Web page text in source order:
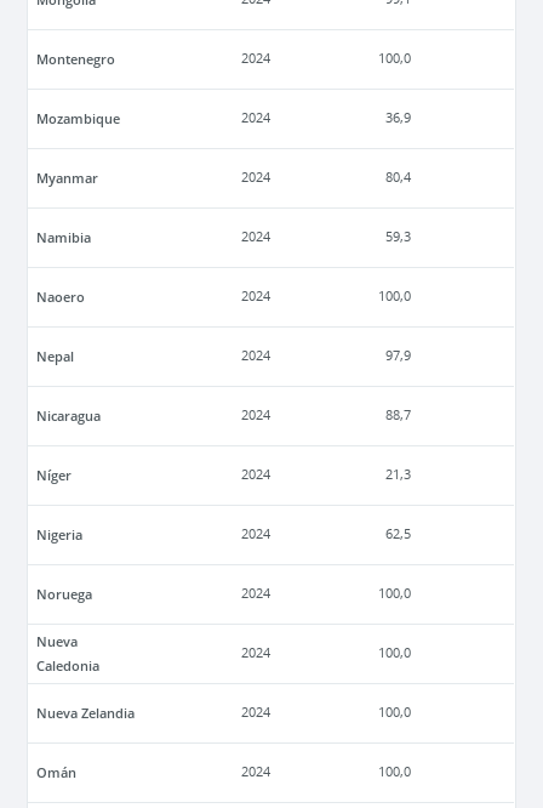
Montenegro 2024 100,0
Mozambique 2024 36,9
Myanmar 2024 80,4
Namibia 2024 59,3
Naoero 2024 100,0
Nepal 2024 97,9
Nicaragua 2024 88,7
Níger 2024 21,3
Nigeria 2024 62,5
Noruega 2024 100,0
Nueva
Caledonia
2024 100,0
Nueva Zelandia 2024 100,0
Omán 2024 100,0